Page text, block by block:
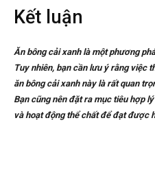
Kết luận
Ăn bông cải xanh là một phương
Tuy nhiên, bạn cần lưu ý rằng việc
ăn bông cải xanh này là rất quan
Bạn cũng nên đặt ra mục tiêu hợp
và hoạt động thể chất để đạt được